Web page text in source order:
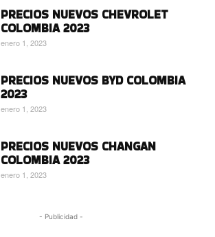
PRECIOS NUEVOS CHEVROLET
COLOMBIA 2023
enero 1, 2023
PRECIOS NUEVOS BYD COLOMBIA
2023
enero 1, 2023
PRECIOS NUEVOS CHANGAN
COLOMBIA 2023
enero 1, 2023
- Publicidad -